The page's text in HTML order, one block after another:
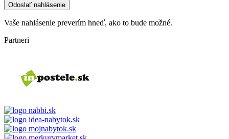
Odoslať nahlásenie
Vaše nahlásenie preverím hneď, ako to bude možné.
Partneri